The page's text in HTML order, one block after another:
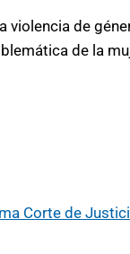
de
de la
Corte de